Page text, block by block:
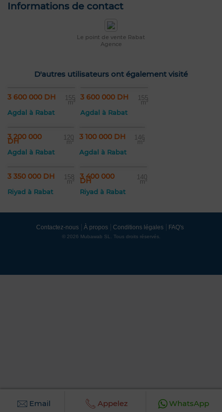
Informations de contact
Le point de vente Rabat
Agence
D'autres utilisateurs ont également visité
3 600 000 DH 155
m²
Agdal à Rabat
3 600 000 DH 155
m²
Agdal à Rabat
3 200 000
DH 120
m²
Agdal à Rabat
3 100 000 DH 146
m²
Agdal à Rabat
3 350 000 DH 158
m²
Riyad à Rabat
3 400 000
DH 140
m²
Riyad à Rabat
Email Appelez WhatsApp
Contactez-nous À propos Conditions légales FAQ's
© 2026 Mubawab SL. Tous droits réservés.